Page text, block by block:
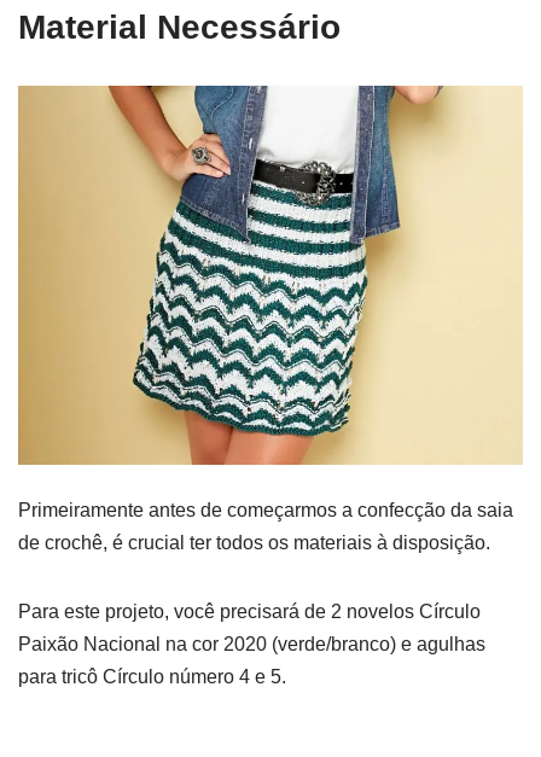
Material Necessário
Primeiramente antes de começarmos a confecção da saia
de crochê, é crucial ter todos os materiais à disposição.
Para este projeto, você precisará de 2 novelos Círculo
Paixão Nacional na cor 2020 (verde/branco) e agulhas
para tricô Círculo número 4 e 5.